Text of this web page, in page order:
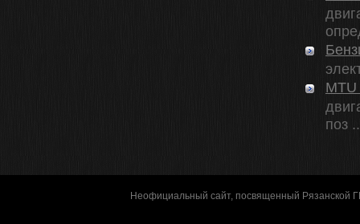
MTU
поз
Неофициальный сайт, посвященный